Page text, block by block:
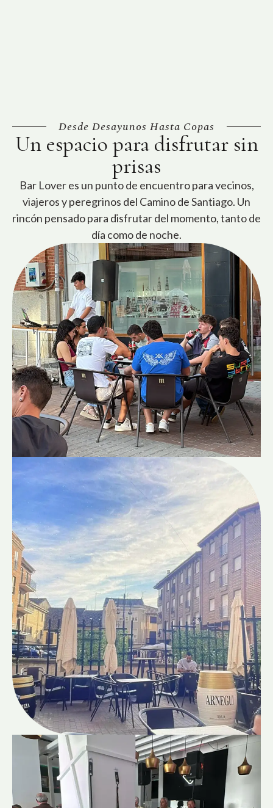
Desde Desayunos Hasta Copas
Un espacio para disfrutar sin
prisas
Bar Lover es un punto de encuentro para vecinos,
viajeros y peregrinos del Camino de Santiago. Un
rincón pensado para disfrutar del momento, tanto de
día como de noche.